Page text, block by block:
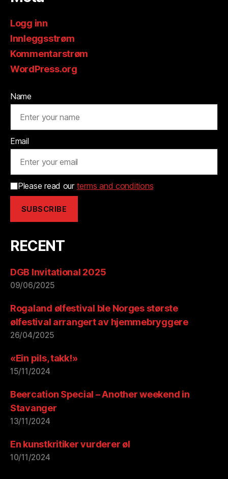
Logg inn
Innleggsstrøm
Kommentarstrøm
WordPress.org
Name
Email
Please read our terms and conditions
RECENT
DGB Invitational 2025
09/06/2025
Rogaland ølfestival ble Norges største
ølfestival arrangert av hjemmebryggere
26/04/2025
«Ein pils, takk!»
15/11/2024
Beercation Special – Another weekend in
Stavanger
13/11/2024
En kunstkritiker vurderer øl
10/11/2024